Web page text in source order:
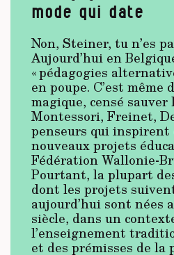
mode qui date
Non, Steiner, tu n’es
Aujourd’hui en
« pédagogies
en poupe. C’est même
magique, censé sauver
Montessori, Freinet,
penseurs qui inspirent
nouveaux projets
Fédération Wallonie-
Pourtant, la plupart
dont les projets
aujourd’hui sont nées
siècle, dans un
l’enseignement
et des prémisses de la